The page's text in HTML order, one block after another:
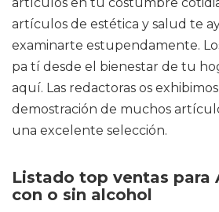
artículos en tu costumbre
artículos de estética y salud te
examinarte estupendamente.
pa tí desde el bienestar de tu
aquí. Las redactoras os
demostración de muchos
una excelente selección.
Listado top ventas para
con o sin alcohol